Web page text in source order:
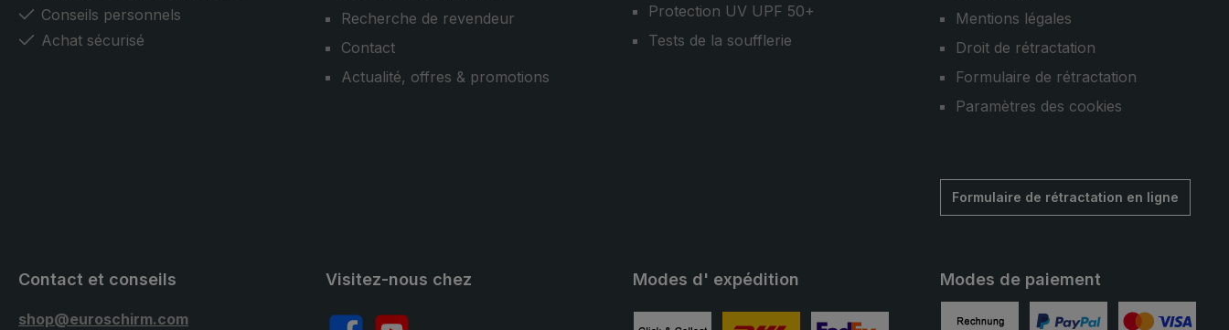
Conseils personnels
Achat sécurisé
Recherche de revendeur
Contact
Actualité, offres & promotions
Protection UV UPF 50+
Tests de la soufflerie
Mentions légales
Droit de rétractation
Formulaire de rétractation
Paramètres des cookies
Formulaire de rétractation en ligne
Visitez-nous chez
Contact et conseils
shop@euroschirm.com
Modes d' expédition Modes de paiement